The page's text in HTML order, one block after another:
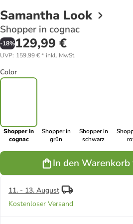
Samantha Look
Shopper in cognac
-18%129,99 €
UVP: 159,99 €* inkl. MwSt.
Color
Shopper in
cognac
Shopper in
grün
Shopper in
schwarz
In den
11. - 13. August
Kostenloser Versand